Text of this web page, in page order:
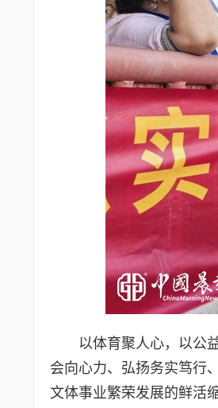
以体育聚人心，以公
会向心力、弘扬务实笃行
文体事业繁荣发展的鲜活